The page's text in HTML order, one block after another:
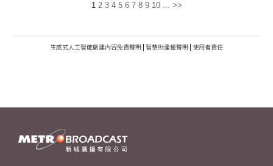
1 2 3 4 5 6 7 8 9 10 ... >>
生成式人工智能創建內容免責聲明 | 智慧財產權聲明 | 使用者責任